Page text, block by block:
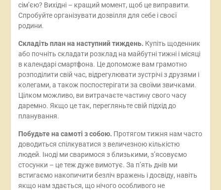
сім’єю? Вихідні – кращий момент, щоб це виправити.
Спробуйте організувати дозвілля для себе і своєї
родини.
Складіть план на наступний тиждень. Купіть щоденник
або почніть складати розклад на майбутні тижні і місяці
в календарі смартфона. Це допоможе вам грамотно
розподілити свій час, відрегулювати зустрічі з друзями і
колегами, а також поспостерігати за своїми звичками.
Цілком можливо, ви витрачаєте частину свого часу
даремно. Якщо це так, перегляньте свій підхід до
планування.
Побудьте на самоті з собою. Протягом тижня нам часто
доводиться спілкуватися з величезною кількістю
людей. Іноді ми сваримося з близькими, з’ясовуємо
стосунки – це теж дуже вимотує. За п’ять днів ми
встигаємо накопичити безліч вражень і досвіду, навіть
якщо нам здається, що нічого особливого не